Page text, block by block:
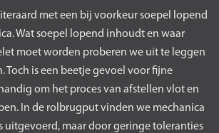
met een bij voorkeur soepel lopend
Wat soepel lopend inhoudt en waar
moet worden proberen we uit te leggen
Toch is een beetje gevoel voor fijne
om het proces van afstellen vlot en
In de rolbrugput vinden we mechanica
uitgevoerd, maar door geringe toleranties